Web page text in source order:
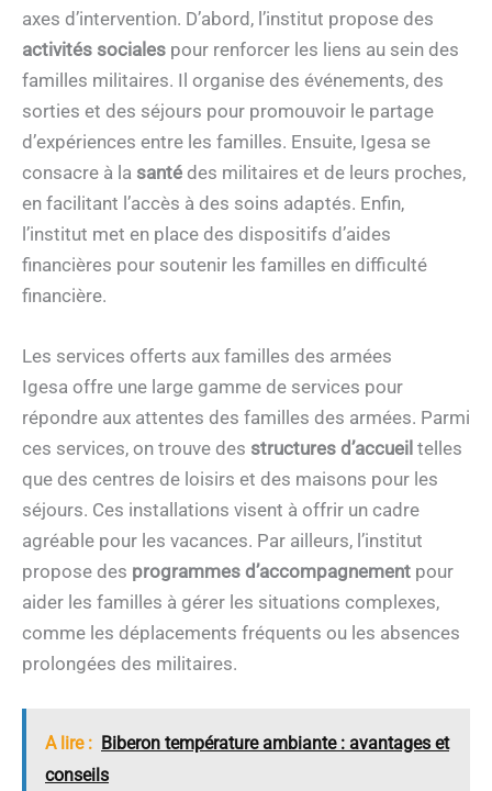
axes d’intervention. D’abord, l’institut propose des
activités sociales pour renforcer les liens au sein des
familles militaires. Il organise des événements, des
sorties et des séjours pour promouvoir le partage
d’expériences entre les familles. Ensuite, Igesa se
consacre à la santé des militaires et de leurs proches,
en facilitant l’accès à des soins adaptés. Enfin,
l’institut met en place des dispositifs d’aides
financières pour soutenir les familles en difficulté
financière.
Les services offerts aux familles des armées
Igesa offre une large gamme de services pour
répondre aux attentes des familles des armées. Parmi
ces services, on trouve des structures d’accueil telles
que des centres de loisirs et des maisons pour les
séjours. Ces installations visent à offrir un cadre
agréable pour les vacances. Par ailleurs, l’institut
propose des programmes d’accompagnement pour
aider les familles à gérer les situations complexes,
comme les déplacements fréquents ou les absences
prolongées des militaires.
A lire : Biberon température ambiante : avantages et
conseils